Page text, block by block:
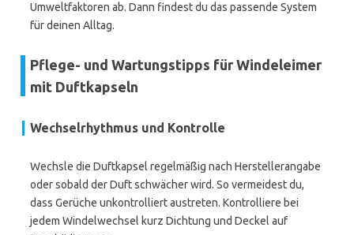
Umweltfaktoren ab. Dann findest du das passende System
für deinen Alltag.
Pflege- und Wartungstipps für Windeleimer
mit Duftkapseln
Wechselrhythmus und Kontrolle
Wechsle die Duftkapsel regelmäßig nach Herstellerangabe
oder sobald der Duft schwächer wird. So vermeidest du,
dass Gerüche unkontrolliert austreten. Kontrolliere bei
jedem Windelwechsel kurz Dichtung und Deckel auf